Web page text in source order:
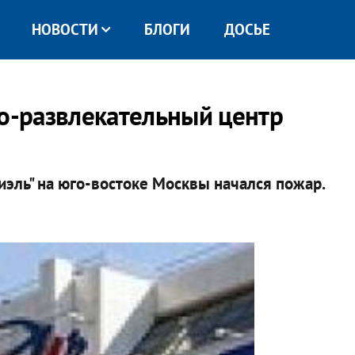
НОВОСТИ БЛОГИ ДОСЬЕ
развлекательный центр
на юго-востоке Москвы начался пожар.